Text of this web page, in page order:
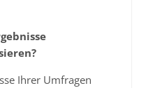
Ihrer Umfragen